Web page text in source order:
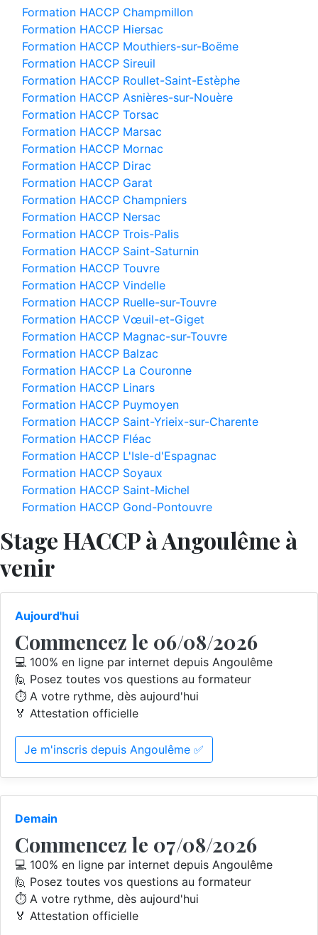
Formation HACCP Champmillon
Formation HACCP Hiersac
Formation HACCP Mouthiers-sur-Boëme
Formation HACCP Sireuil
Formation HACCP Roullet-Saint-Estèphe
Formation HACCP Asnières-sur-Nouère
Formation HACCP Torsac
Formation HACCP Marsac
Formation HACCP Mornac
Formation HACCP Dirac
Formation HACCP Garat
Formation HACCP Champniers
Formation HACCP Nersac
Formation HACCP Trois-Palis
Formation HACCP Saint-Saturnin
Formation HACCP Touvre
Formation HACCP Vindelle
Formation HACCP Ruelle-sur-Touvre
Formation HACCP Vœuil-et-Giget
Formation HACCP Magnac-sur-Touvre
Formation HACCP Balzac
Formation HACCP La Couronne
Formation HACCP Linars
Formation HACCP Puymoyen
Formation HACCP Saint-Yrieix-sur-Charente
Formation HACCP Fléac
Formation HACCP L'Isle-d'Espagnac
Formation HACCP Soyaux
Formation HACCP Saint-Michel
Formation HACCP Gond-Pontouvre
Stage HACCP à Angoulême à
venir
Aujourd'hui
Commencez le 06/08/2026
💻 100% en ligne par internet depuis Angoulême
🙋 Posez toutes vos questions au formateur
⏱️ A votre rythme, dès aujourd'hui
🏅 Attestation officielle
Je m'inscris depuis Angoulême ✅
Demain
Commencez le 07/08/2026
💻 100% en ligne par internet depuis Angoulême
🙋 Posez toutes vos questions au formateur
⏱️ A votre rythme, dès aujourd'hui
🏅 Attestation officielle